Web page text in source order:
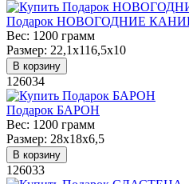
Подарок НОВОГОДНИЕ
Вес: 1200 грамм
Размер: 22,1х116,5х10
В корзину
126034
Подарок БАРОН
Вес: 1200 грамм
Размер: 28х18х6,5
В корзину
126033